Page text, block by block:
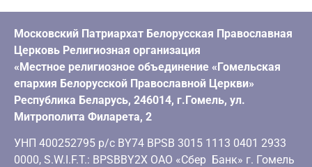
Московский Патриархат Белорусская Православная
Церковь Религиозная организация
«Местное религиозное объединение «Гомельская
епархия Белорусской Православной Церкви»
Республика Беларусь, 246014, г.Гомель, ул.
Митрополита Филарета, 2
УНП 400252795 р/с BY74 BPSB 3015 1113 0401 2933
0000, S.W.I.F.T.: BPSBBY2X ОАО «Сбер Банк» г. Гомель